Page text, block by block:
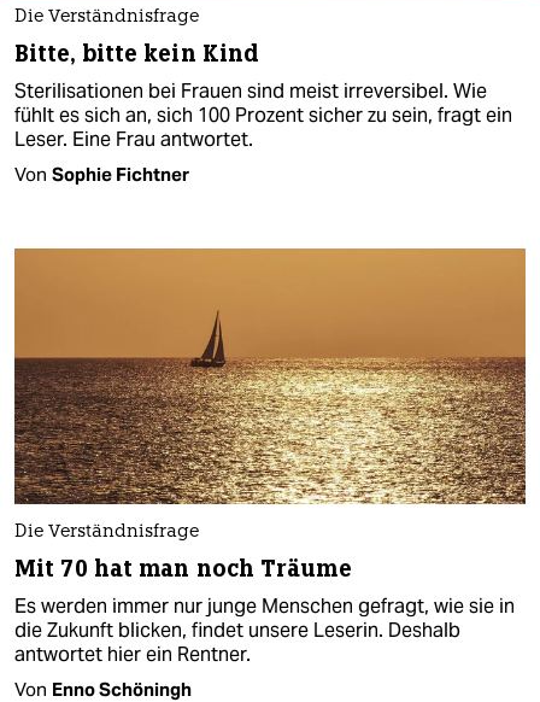
Die Verständnisfrage
Bitte, bitte kein Kind
Sterilisationen bei Frauen sind meist irreversibel. Wie
fühlt es sich an, sich 100 Prozent sicher zu sein, fragt ein
Leser. Eine Frau antwortet.
Von Sophie Fichtner
Die Verständnisfrage
Mit 70 hat man noch Träume
Es werden immer nur junge Menschen gefragt, wie sie in
die Zukunft blicken, findet unsere Leserin. Deshalb
antwortet hier ein Rentner.
Von Enno Schöningh